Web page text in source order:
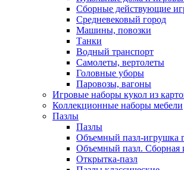
Сборные действующие
Средневековый город
Машины, повозки
Танки
Водный транспорт
Самолеты, вертолеты
Головные уборы
Паровозы, вагоны
Игровые наборы кукол из
Коллекционные наборы мебели
Пазлы
Пазлы
Объемный пазл-игрушка
Объемный пазл. Сборная
Открытка-пазл